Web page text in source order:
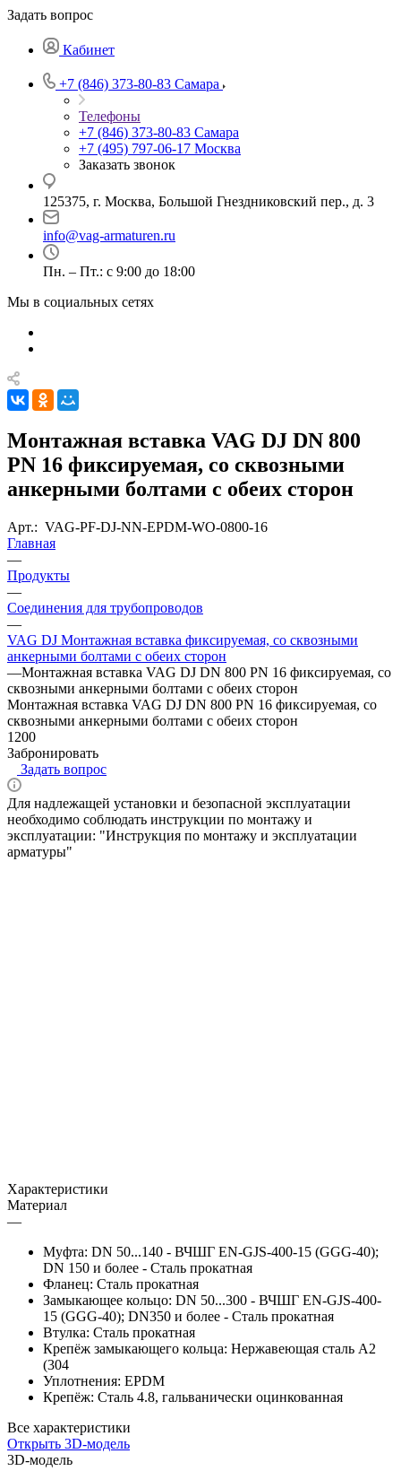
Задать вопрос
Кабинет
+7 (846) 373-80-83 Самара
Телефоны
+7 (846) 373-80-83 Самара
+7 (495) 797-06-17 Москва
Заказать звонок
125375, г. Москва, Большой Гнездниковский пер., д. 3
info@vag-armaturen.ru
Пн. – Пт.: с 9:00 до 18:00
Мы в социальных сетях
Монтажная вставка VAG DJ DN 800
PN 16 фиксируемая, со сквозными
анкерными болтами с обеих сторон
Арт.: VAG-PF-DJ-NN-EPDM-WO-0800-16
Главная
—
Продукты
—
Соединения для трубопроводов
—
VAG DJ Монтажная вставка фиксируемая, со сквозными
анкерными болтами с обеих сторон
—Монтажная вставка VAG DJ DN 800 PN 16 фиксируемая, со
сквозными анкерными болтами с обеих сторон
Монтажная вставка VAG DJ DN 800 PN 16 фиксируемая, со
сквозными анкерными болтами с обеих сторон
1200
Забронировать
Задать вопрос
Для надлежащей установки и безопасной эксплуатации
необходимо соблюдать инструкции по монтажу и
эксплуатации: "Инструкция по монтажу и эксплуатации
арматуры"
Характеристики
Материал
—
Муфта: DN 50...140 - ВЧШГ EN-GJS-400-15 (GGG-40);
DN 150 и более - Сталь прокатная
Фланец: Сталь прокатная
Замыкающее кольцо: DN 50...300 - ВЧШГ EN-GJS-400-
15 (GGG-40); DN350 и более - Сталь прокатная
Втулка: Сталь прокатная
Крепёж замыкающего кольца: Нержавеющая сталь А2
(304
Уплотнения: EPDM
Крепёж: Сталь 4.8, гальванически оцинкованная
Все характеристики
Открыть 3D-модель
3D-модель